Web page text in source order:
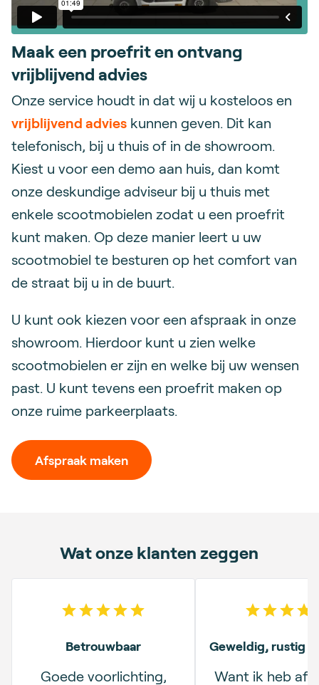
Maak een proefrit en ontvang
vrijblijvend advies
Onze service houdt in dat wij u kosteloos en
vrijblijvend advies kunnen geven. Dit kan
telefonisch, bij u thuis of in de showroom.
Kiest u voor een demo aan huis, dan komt
onze deskundige adviseur bij u thuis met
enkele scootmobielen zodat u een proefrit
kunt maken. Op deze manier leert u uw
scootmobiel te besturen op het comfort van
de straat bij u in de buurt.
U kunt ook kiezen voor een afspraak in onze
showroom. Hierdoor kunt u zien welke
scootmobielen er zijn en welke bij uw wensen
past. U kunt tevens een proefrit maken op
onze ruime parkeerplaats.
Afspraak maken
Wat onze klanten zeggen
5 out of 5 stars
Betrouwbaar
Goede voorlichting,
5 out
Geweldig, rustig
Want ik heb